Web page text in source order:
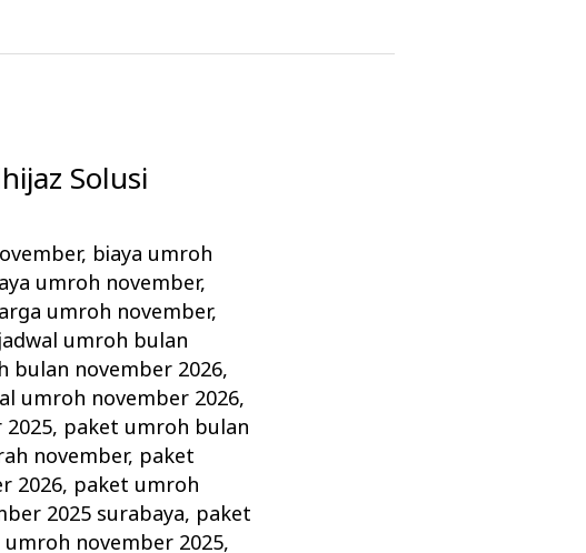
Solusi
, biaya umroh
umroh november,
umroh november,
jadwal umroh bulan
bulan november 2026,
umroh november 2026,
, paket umroh bulan
november, paket
2026, paket umroh
2025 surabaya, paket
umroh november 2025,